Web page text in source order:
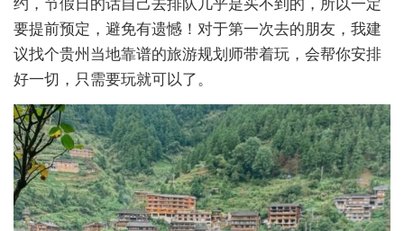
要提前预定，避免有遗憾！对于第一次去的朋友，我建
议找个贵州当地靠谱的旅游规划师带着玩，会帮你安排
好一切，只需要玩就可以了。